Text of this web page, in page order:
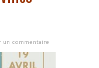
un commentaire